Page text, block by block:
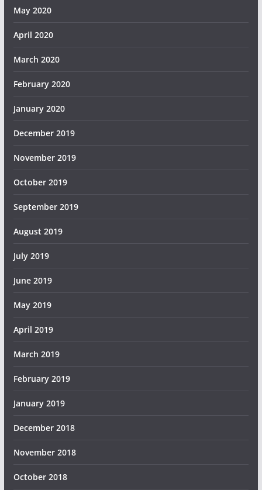
May 2020
April 2020
March 2020
February 2020
January 2020
December 2019
November 2019
October 2019
September 2019
August 2019
July 2019
June 2019
May 2019
April 2019
March 2019
February 2019
January 2019
December 2018
November 2018
October 2018